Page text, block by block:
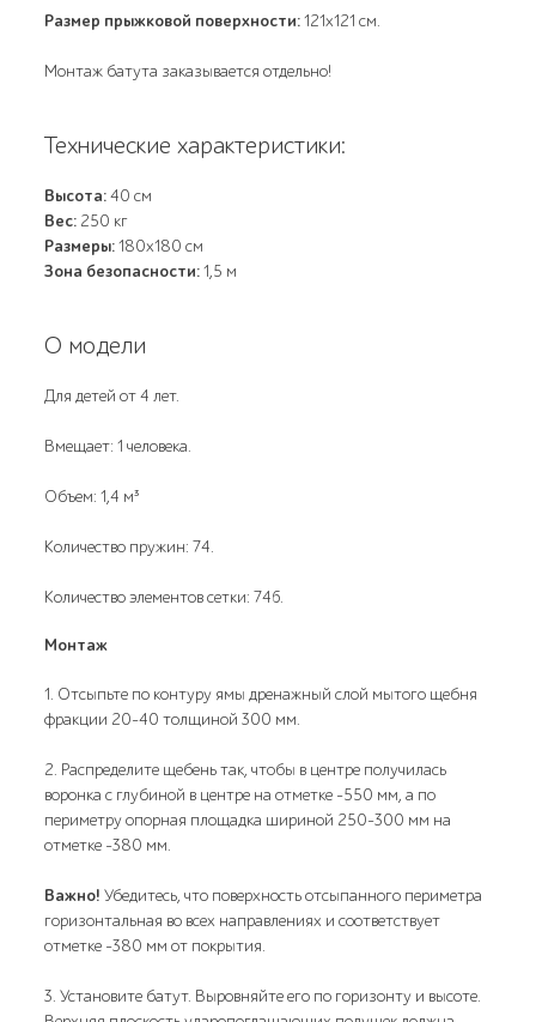
Размер прыжковой поверхности:121x121 см.
Монтаж батута заказывается отдельно!
Технические характеристики:
Высота:40 см
Вес: 250 кг
Размеры:180x180 см
Зона безопасности:1,5 м
О модели
Для детей от 4 лет.
Вмещает: 1 человека.
Объем: 1,4 м³
Количество пружин: 74.
Количество элементов сетки: 746.
Монтаж
1. Отсыпьте по контуру ямы дренажный слой мытого щебня
фракции 20-40 толщиной 300 мм.
2. Распределите щебень так, чтобы в центре получилась
воронка с глубиной в центре на отметке -550 мм, а по
периметру опорная площадка шириной 250-300 мм на
отметке -380 мм.
Важно!Убедитесь, что поверхность отсыпанного периметра
горизонтальная во всех направлениях и соответствует
отметке -380 мм от покрытия.
3. Установите батут. Выровняйте его по горизонту и высоте.